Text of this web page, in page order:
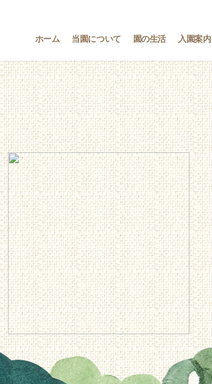
ホーム 当園について 園の生活 入園案内